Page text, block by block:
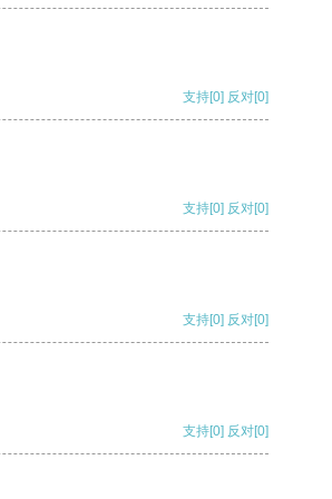
支持[0] 反对[0]
支持[0] 反对[0]
支持[0] 反对[0]
支持[0] 反对[0]